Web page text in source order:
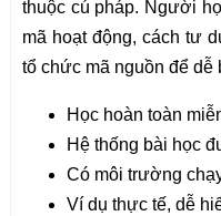
thuộc cú pháp. Người
mã hoạt động, cách tư
tổ chức mã nguồn để dễ
Học hoàn toàn
Hệ thống bài học
Có môi trường
Ví dụ thực tế, dễ